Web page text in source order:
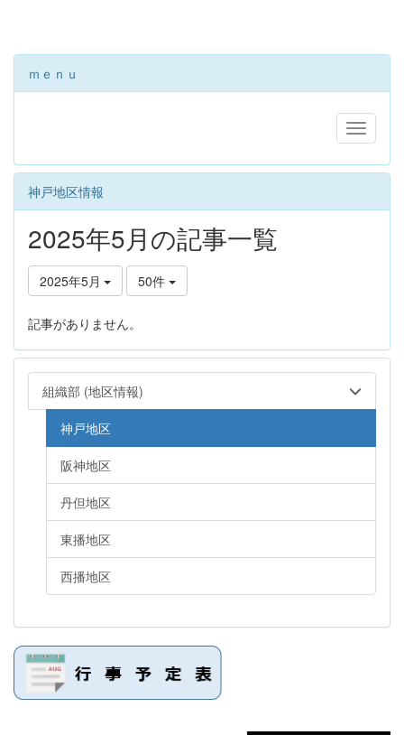
ｍｅｎｕ
神戸地区情報
2025年5月の記事一覧
2025年5月 50件
記事がありません。
組織部 (地区情報)
神戸地区
阪神地区
丹但地区
東播地区
西播地区